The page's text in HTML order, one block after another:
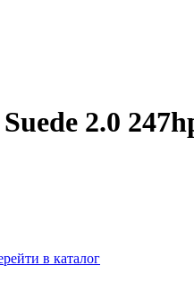
2.0
в каталог